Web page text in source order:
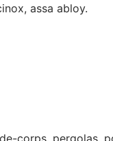
assa abloy.